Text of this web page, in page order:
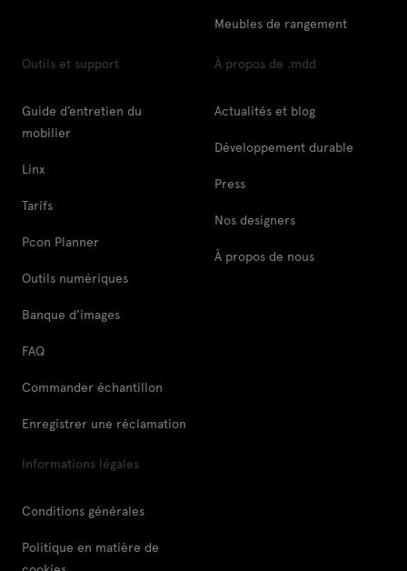
Meubles de rangement
Outils et support
Guide d’entretien du
mobilier
Linx
Tarifs
Pcon Planner
Outils numériques
Banque d’images
FAQ
Commander échantillon
Enregistrer une réclamation
À propos de .mdd
Actualités et blog
Développement durable
Press
Nos designers
À propos de nous
Informations légales
Conditions générales
Politique en matière de